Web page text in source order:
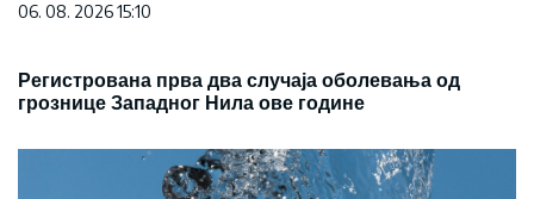
06. 08. 2026 15:10
Регистрована прва два случаја оболевања од
грознице Западног Нила ове године